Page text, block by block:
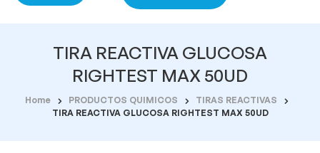
TIRA REACTIVA GLUCOSA
RIGHTEST MAX 50UD
Home PRODUCTOS QUIMICOS
TIRAS REACTIVAS
TIRA REACTIVA GLUCOSA RIGHTEST MAX 50UD